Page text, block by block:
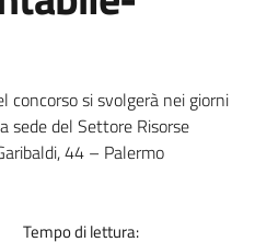
concorso si svolgerà nei giorni
sede del Settore Risorse
44 – Palermo
Tempo di lettura: